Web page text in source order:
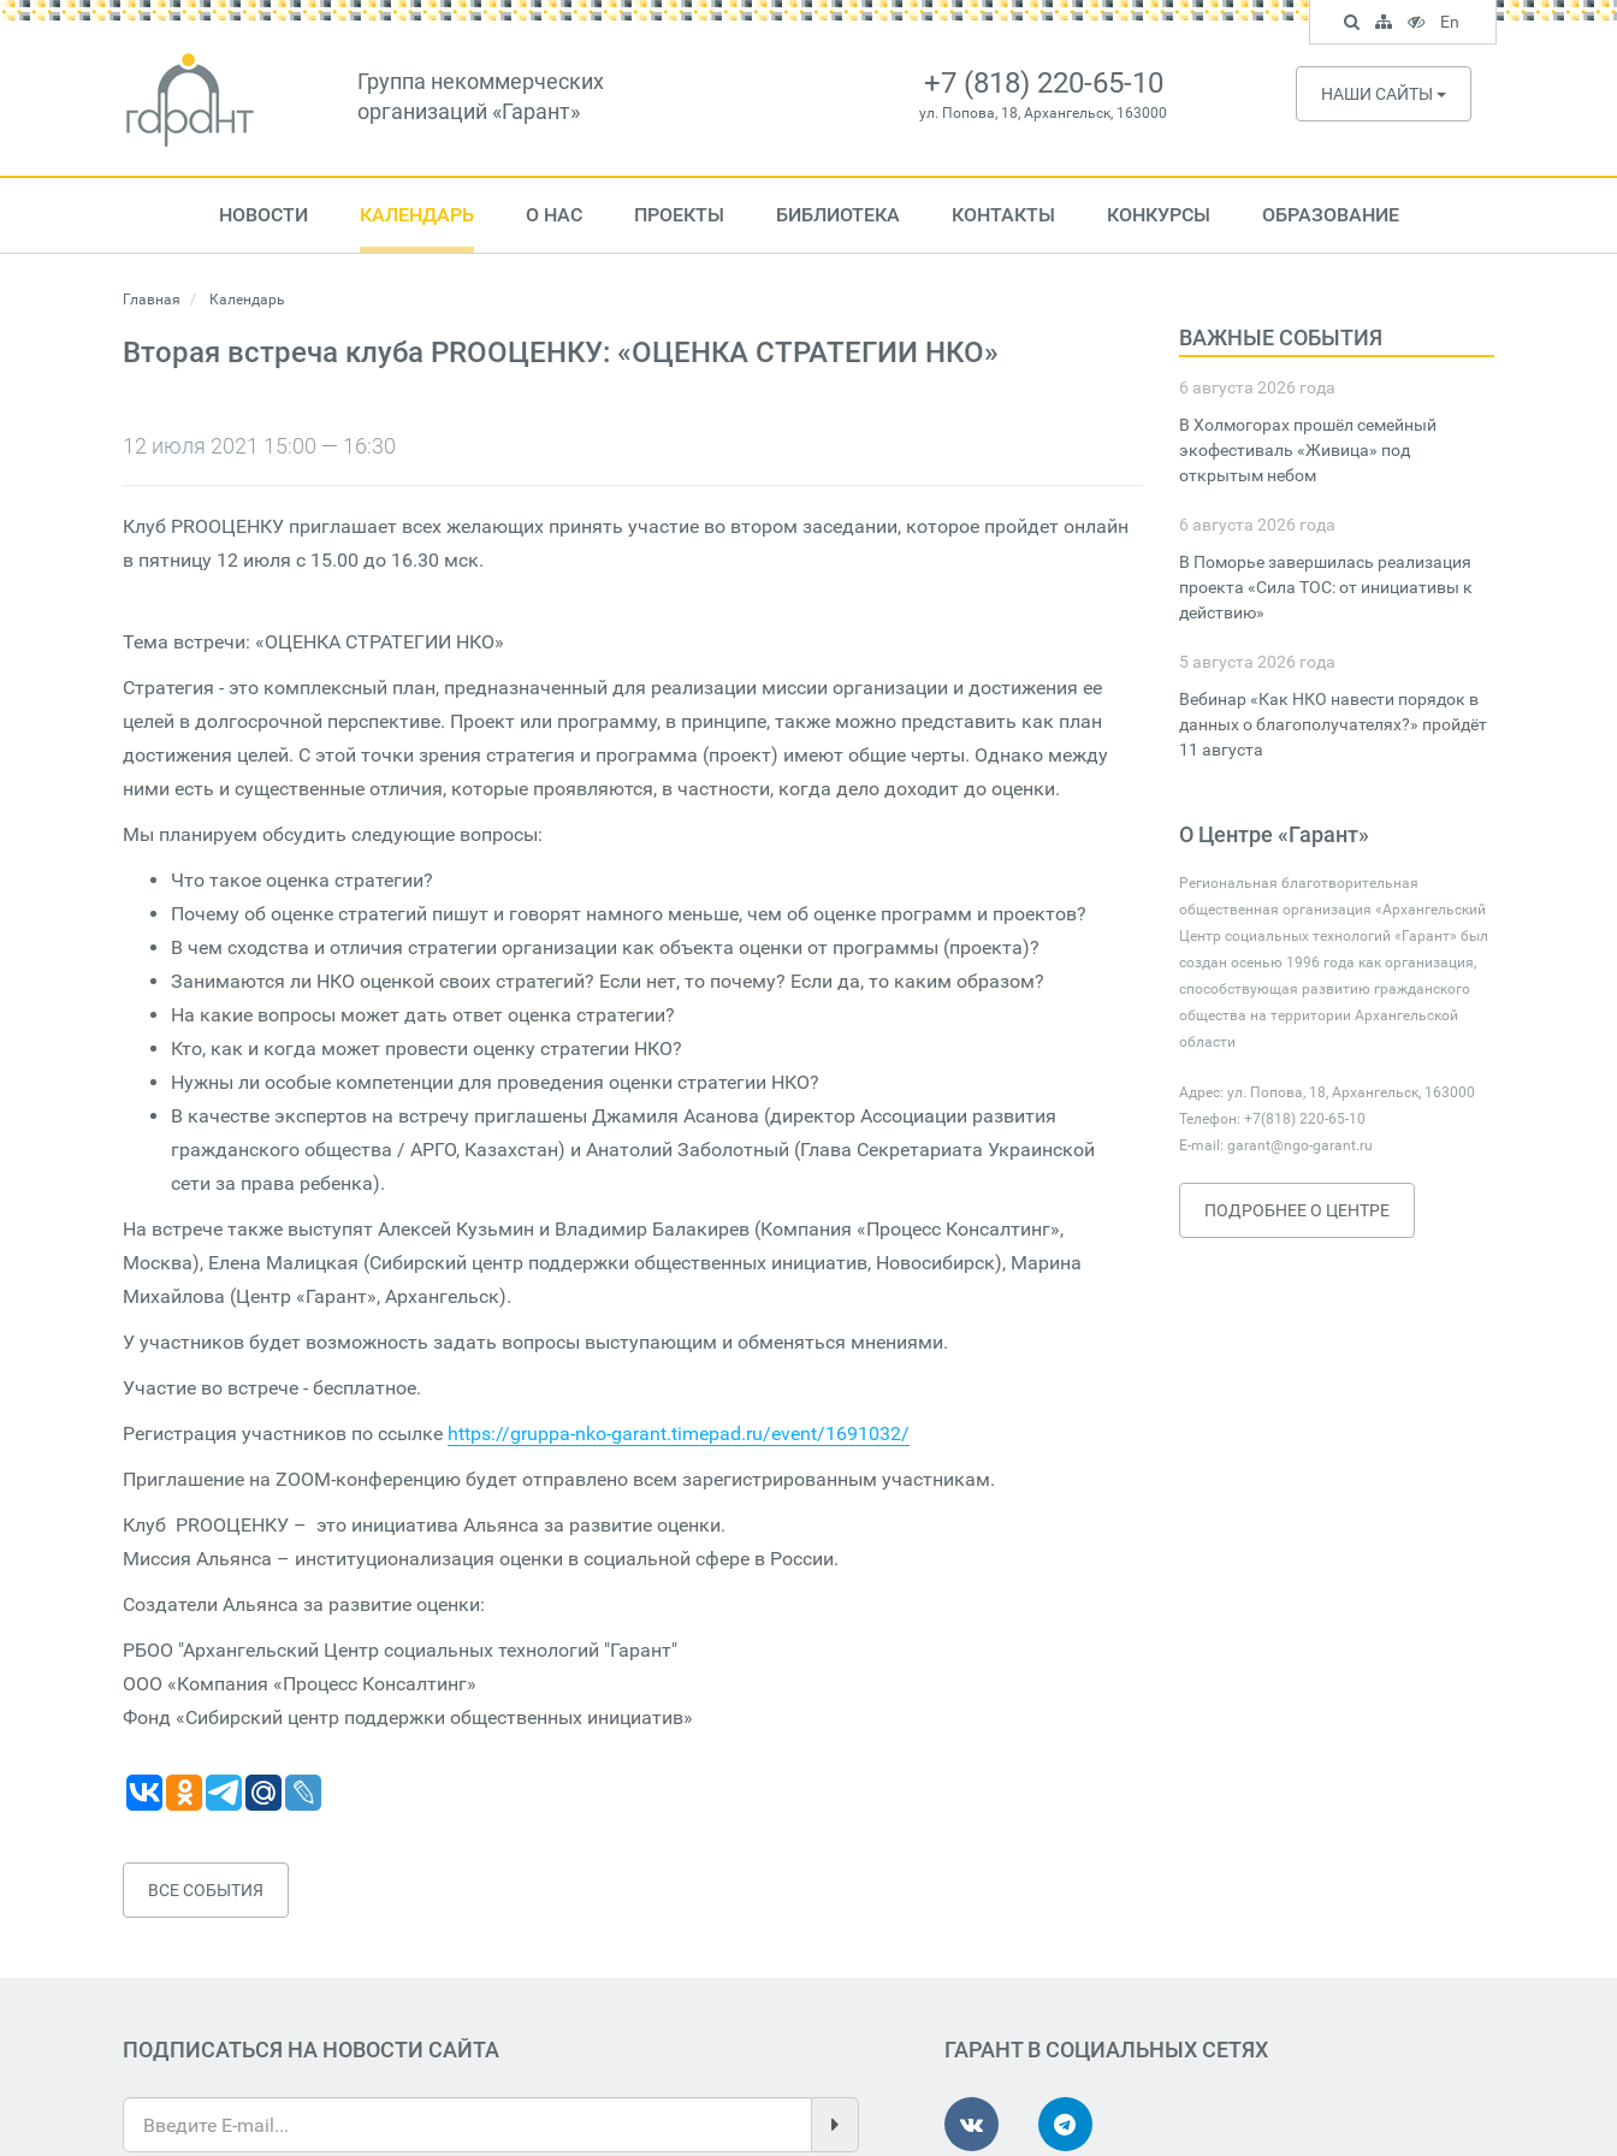
Группа некоммерческих
организаций «Гарант»
+7 (818) 220-65-10
ул. Попова, 18, Архангельск, 163000
НАШИ САЙТЫ
НОВОСТИ КАЛЕНДАРЬ О НАС ПРОЕКТЫ БИБЛИОТЕКА КОНТАКТЫ КОНКУРСЫ ОБРАЗОВАНИЕ
Главная Календарь
Вторая встреча клуба PROОЦЕНКУ: «ОЦЕНКА СТРАТЕГИИ НКО»
12 июля 2021 15:00 — 16:30
Клуб PROОЦЕНКУ приглашает всех желающих принять участие во втором заседании, которое пройдет онлайн
в пятницу 12 июля с 15.00 до 16.30 мск.
Тема встречи: «ОЦЕНКА СТРАТЕГИИ НКО»
Стратегия - это комплексный план, предназначенный для реализации миссии организации и достижения ее
целей в долгосрочной перспективе. Проект или программу, в принципе, также можно представить как план
достижения целей. С этой точки зрения стратегия и программа (проект) имеют общие черты. Однако между
ними есть и существенные отличия, которые проявляются, в частности, когда дело доходит до оценки.
Мы планируем обсудить следующие вопросы:
Что такое оценка стратегии?
Почему об оценке стратегий пишут и говорят намного меньше, чем об оценке программ и проектов?
В чем сходства и отличия стратегии организации как объекта оценки от программы (проекта)?
Занимаются ли НКО оценкой своих стратегий? Если нет, то почему? Если да, то каким образом?
На какие вопросы может дать ответ оценка стратегии?
Кто, как и когда может провести оценку стратегии НКО?
Нужны ли особые компетенции для проведения оценки стратегии НКО?
В качестве экспертов на встречу приглашены Джамиля Асанова (директор Ассоциации развития
гражданского общества / АРГО, Казахстан) и Анатолий Заболотный (Глава Секретариата Украинской
сети за права ребенка).
На встрече также выступят Алексей Кузьмин и Владимир Балакирев (Компания «Процесс Консалтинг»,
Москва), Елена Малицкая (Сибирский центр поддержки общественных инициатив, Новосибирск), Марина
Михайлова (Центр «Гарант», Архангельск).
У участников будет возможность задать вопросы выступающим и обменяться мнениями.
Участие во встрече - бесплатное.
Регистрация участников по ссылке https://gruppa-nko-garant.timepad.ru/event/1691032/
Приглашение на ZOOM-конференцию будет отправлено всем зарегистрированным участникам.
Клуб PROОЦЕНКУ – это инициатива Альянса за развитие оценки.
Миссия Альянса – институционализация оценки в социальной сфере в России.
Создатели Альянса за развитие оценки:
РБОО "Архангельский Центр социальных технологий "Гарант"
ООО «Компания «Процесс Консалтинг»
Фонд «Сибирский центр поддержки общественных инициатив»
ВСЕ СОБЫТИЯ
ВАЖНЫЕ СОБЫТИЯ
6 августа 2026 года
В Холмогорах прошёл семейный
экофестиваль «Живица» под
открытым небом
6 августа 2026 года
В Поморье завершилась реализация
проекта «Сила ТОС: от инициативы к
действию»
5 августа 2026 года
Вебинар «Как НКО навести порядок в
данных о благополучателях?» пройдёт
11 августа
О Центре «Гарант»
Региональная благотворительная
общественная организация «Архангельский
Центр социальных технологий «Гарант» был
создан осенью 1996 года как организация,
способствующая развитию гражданского
общества на территории Архангельской
области
Адрес: ул. Попова, 18, Архангельск, 163000
Телефон: +7(818) 220-65-10
E-mail: garant@ngo-garant.ru
ПОДРОБНЕЕ О ЦЕНТРЕ
ПОДПИСАТЬСЯ НА НОВОСТИ САЙТА ГАРАНТ В СОЦИАЛЬНЫХ СЕТЯХ
Поиск
по
сайту
Карта
сайта
Версия
для
слабовидящих
En
English